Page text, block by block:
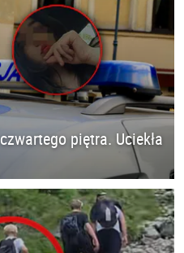
piętra. Uciekła